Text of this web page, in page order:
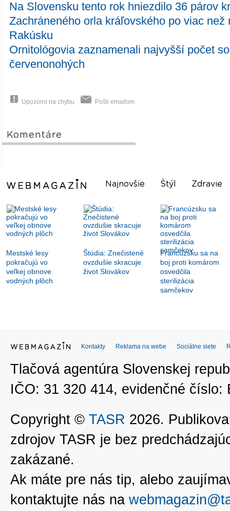
Na Slovensku tento rok hniezdilo 36 párov
Zachráneného orla kráľovského po viac než
Rakúsku
Ornitológovia zaznamenali najvyšší počet
červenonohých
Upozorni na chybu Pošli emailom
Komentáre
Najnovšie Štýl Zdravie
Mestské lesy
pokračujú vo
veľkej obnove
vodných plôch
Štúdia: Znečistené
ovzdušie skracuje
život Slovákov
Francúzsku sa na
boj proti komárom
osvedčila
sterilizácia
samčekov
Kontakty Reklama na webe Sociálne siete
Tlačová agentúra Slovenskej
IČO: 31 320 414, evidenčné číslo:
Copyright © TASR 2026.
zdrojov TASR je bez
zakázané.
Ak máte pre nás tip, alebo
kontaktujte nás na